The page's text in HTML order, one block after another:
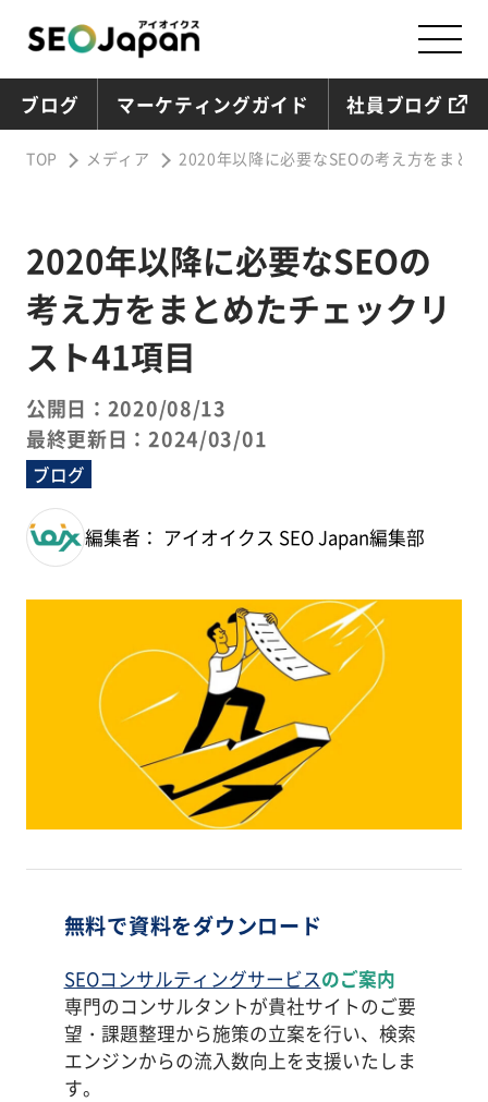
ブログ マーケティングガイド 社員ブログ
TOP メディア 2020年以降に必要なSEOの考え方をまと
2020年以降に必要なSEOの
考え方をまとめたチェックリ
スト41項目
公開日：2020/08/13
最終更新日：2024/03/01
ブログ
編集者： アイオイクス SEO Japan編集部
無料で資料をダウンロード
SEOコンサルティングサービスのご案内
専門のコンサルタントが貴社サイトのご要
望・課題整理から施策の立案を行い、検索
エンジンからの流入数向上を支援いたしま
す。